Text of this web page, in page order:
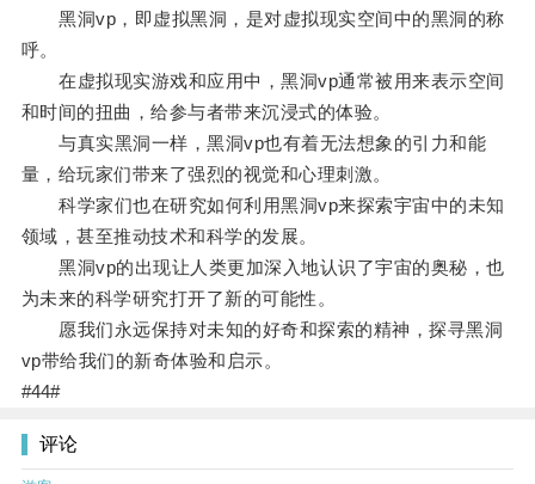
黑洞vp，即虚拟黑洞，是对虚拟现实空间中的黑洞的称
呼。
在虚拟现实游戏和应用中，黑洞vp通常被用来表示空间
和时间的扭曲，给参与者带来沉浸式的体验。
与真实黑洞一样，黑洞vp也有着无法想象的引力和能
量，给玩家们带来了强烈的视觉和心理刺激。
科学家们也在研究如何利用黑洞vp来探索宇宙中的未知
领域，甚至推动技术和科学的发展。
黑洞vp的出现让人类更加深入地认识了宇宙的奥秘，也
为未来的科学研究打开了新的可能性。
愿我们永远保持对未知的好奇和探索的精神，探寻黑洞
vp带给我们的新奇体验和启示。
#44#
评论